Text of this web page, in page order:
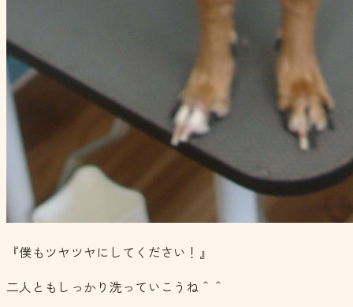
『僕もツヤツヤにしてください！』
二人ともしっかり洗っていこうね＾＾